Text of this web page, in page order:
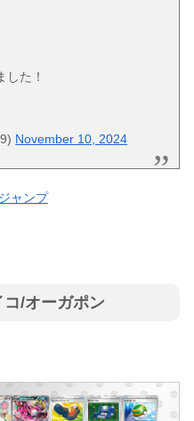
た！
November 10, 2024
ャンプ
/オーガポン